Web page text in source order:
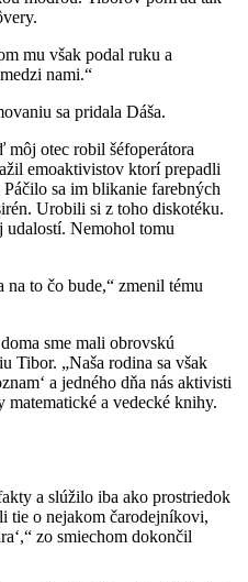
mu však podal ruku a
nami.“
sa pridala Dáša.
môj otec robil šéfoperátora
emoaktivistov ktorí prepadli
sa im blikanie farebných
Urobili si z toho diskotéku.
udalostí. Nemohol tomu
na to čo bude,“ zmenil tému
sme mali obrovskú
Tibor. „Naša rodina sa však
a jedného dňa nás aktivisti
a vedecké knihy.
a slúžilo iba ako prostriedok
tie o nejakom čarodejníkovi,
zo smiechom dokončil